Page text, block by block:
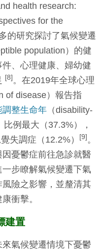
health research:
for the
的研究探討了氣候變遷
population）的健
、心理健康、婦幼健
[8] 。在2019年全球心理
of disease）報告指
調整生命年 （disability-
例最大（37.3%），
失調症（12.2%）
[9] 。
憂鬱症前往急診就醫
步瞭解氣候變遷下氣
險之影響，並釐清其
衝擊。
建置
氣候變遷情境下憂鬱